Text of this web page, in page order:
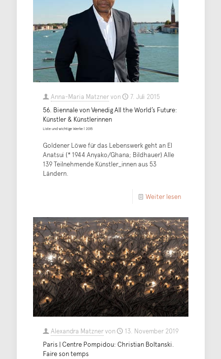
Anna-Maria Matznervon
7. Juli 2015
56. Biennale von Venedig All the World’s Future:
Künstler & Künstlerinnen
Liste und wichtige Werke | 2015
Goldener Löwe für das Lebenswerk geht an El
Anatsui (* 1944 Anyako/Ghana; Bildhauer) Alle
139 Teilnehmende Künstler_innen aus 53
Ländern.
Weiter lesen
Alexandra Matznervon
13. November 2019
Paris | Centre Pompidou: Christian Boltanski.
Faire son temps